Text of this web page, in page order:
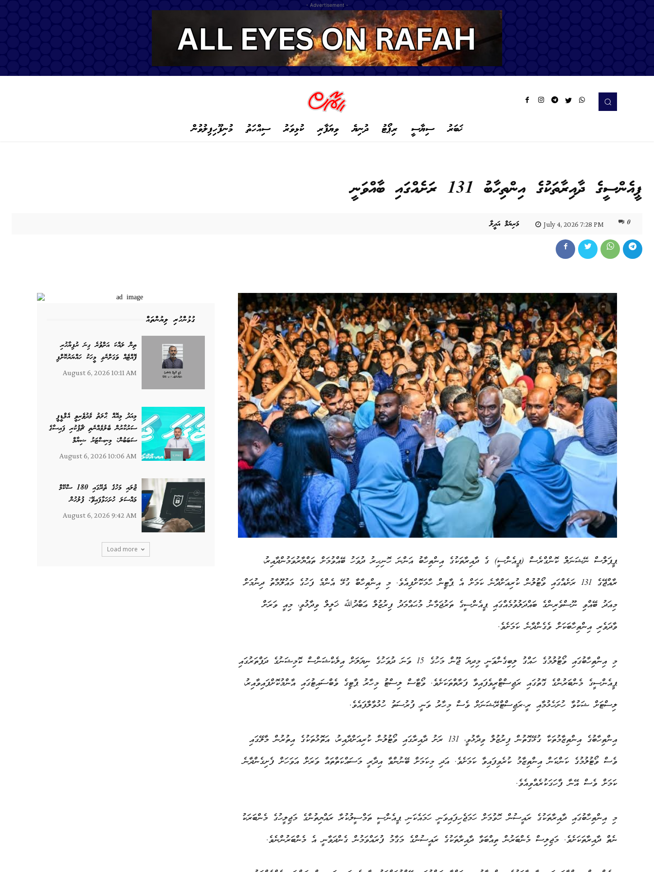
- Advertisement -
މުނިފޫހިފިލުވުން ސިއްހަތު ކުޅިވަރު ވިޔަފާރި ދުނިޔެ ރިޕޯޓު ސިޔާސީ ޚަބަރު
ޕީއެންސީގެ ދާއިރާތަކުގެ އިންތިހާބު 131 ރަށެއްގައި ބާއްވަނީ
މަރިޔަމް އަދީލާ July 4, 2026 7:28 PM 0
ގުޅުންހުރި ލިޔުންތައް
ތިން ލައްކަ އަށްވުރެ ގިނަ ރުފިޔާހުރި
ފޮއްޓެއް ވަގަށްނެގި މީހަކު ހައްޔަރުކޮށްފި
August 6, 2026 10:11 AM
މިއަދު މިއޮއް ޙާލަތު މެދުވެރިވީ އެމްޑީޕީ
ސަރުކާރުން ބެލުމެއްނެތި ޗާޕުކުރި ފައިސާގެ
ސަބަބުން: މިނިސްޓަރު ޝިޔާމް
August 6, 2026 10:06 AM
ޖުލައި މަހުގެ ތެރޭގައި 180 ސްކޭމް
މައްސަލަ ހުށަހަޅާފައިވޭ: ފުލުހުން
August 6, 2026 9:42 AM
Load more
ޕީޕަލްސް ނޭޝަނަލް ކޮންގްރެސް (ޕީއެންސީ) ގެ ދާއިރާތަކުގެ އިންތިހާބު އަންނަ ހޮނިހިރު ދުވަހު ބޭއްވުމަށް ތައްޔާރުވަމުންދާއިރު،
ރާއްޖޭގެ 131 ރަށެއްގައި ވޯޓުލުން ކުރިއަށްދާނެ ކަމަށް އެ ޕާޓީން ހާމަކޮށްފިއެވެ. މި އިންތިހާބާ ގުޅޭ އެންމެ ފަހުގެ މައުލޫމާތު ދިނުމަށް
މިއަދު ބޭއްވި ނޫސްވެރިންގެ ބައްދަލުވުމެއްގައި ޕީއެންސީގެ ތަރުޖަމާނު މުޙައްމަދު ފިރުޒުލް ޢަބްދުﷲ ޚަލީލް ވިދާޅުވީ، މިއީ ވަރަށް
ވާދަވެރި އިންތިހާބަކަށް ވެގެންދާނެ ކަމަށެވެ.
މި އިންތިހާބުގައި ވޯޓުލުމުގެ ހައްގު ލިބިގެންވަނީ މިދިޔަ ޖޫން މަހުގެ 15 ވަނަ ދުވަހުގެ ނިޔަލަށް އިލެކްޝަންސް ކޮމިޝަނުގެ ދަފްތަރުގައި
ޕީއެންސީގެ މެންބަރުންގެ ގޮތުގައި ރަޖިސްޓްރީވެފައިވާ ފަރާތްތަކަށެވެ. ވޯޓާސް ލިސްޓު މިހާރު ޕާޓީގެ ވެބްސައިޓުގައި އާންމުކޮށްފައިވާއިރު،
ލިސްޓަށް ޝަކުވާ ހުށަހެޅުމާއި ރީ-ރަޖިސްޓްރޭޝަނަށް ވެސް މިހާރު ވަނީ ފުރުސަތު ހުޅުވާލާފައެވެ.
އިންތިހާބުގެ އިންތިޒާމުތަކާ ގުޅޭގޮތުން ފިރުޒުލް ވިދާޅުވީ، 131 ރަށު ދާއިރާގައި ވޯޓުލުން ކުރިއަށްދާއިރު، އަތޮޅުތަކުގެ އިތުރުން މާލޭގައި
ވެސް ވޯޓުލުމުގެ ކަންކަން އިންތިޒާމު ކުރެވިފައިވާ ކަމަށެވެ. އަދި މިކަމަށް ބޭނުންވާ އިދާރީ މަސައްކަތްތައް ވަރަށް އަވަހަށް ފެށިގެންދާނެ
ކަމަށް ވެސް އޭނާ ފާހަގަކުރެއްވިއެވެ.
މި އިންތިހާބުގައި ދާއިރާތަކުގެ ރައީސުން ހޮވުމަށް ހަމަޖެހިފައިވަނީ ހަމައެކަނި ޕީއެންސީ ތަމްސީލުކުރާ ރައްޔިތުންގެ މަޖިލީހުގެ މެންބަރަކު
ނެތް ދާއިރާތަކަށެވެ. މަޖިލިސް މެންބަރުން ތިއްބަވާ ދާއިރާތަކުގެ ރައީސުންގެ މަގާމު ފުރައްވަމުން ގެންދަވާނީ އެ މެންބަރުންނެވެ.